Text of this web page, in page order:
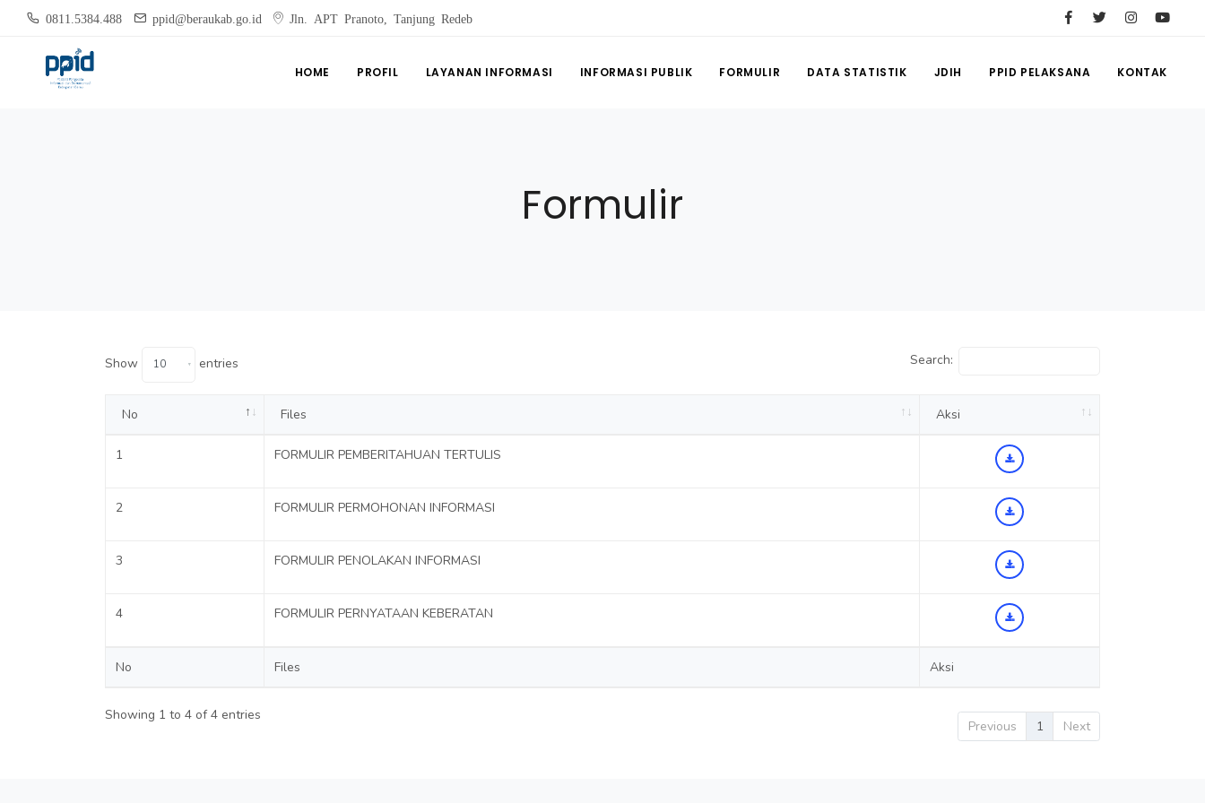
0811.5384.488 ppid@beraukab.go.id Jln. APT Pranoto, Tanjung Redeb
HOME PROFIL LAYANAN INFORMASI INFORMASI PUBLIK FORMULIR DATA STATISTIK JDIH PPID PELAKSANA KONTAK
Formulir
Show entries Search:
No Files Aksi
1 FORMULIR PEMBERITAHUAN TERTULIS
2 FORMULIR PERMOHONAN INFORMASI
3 FORMULIR PENOLAKAN INFORMASI
4 FORMULIR PERNYATAAN KEBERATAN
No Files Aksi
Showing 1 to 4 of 4 entries
Previous 1 Next